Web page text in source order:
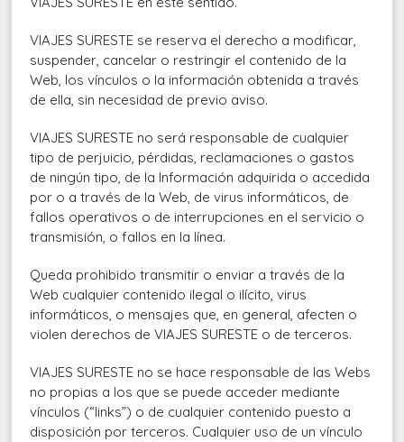
VIAJES SURESTE se reserva el derecho a modificar,
suspender, cancelar o restringir el contenido de la
Web, los vínculos o la información obtenida a través
de ella, sin necesidad de previo aviso.
VIAJES SURESTE no será responsable de cualquier
tipo de perjuicio, pérdidas, reclamaciones o gastos
de ningún tipo, de la Información adquirida o accedida
por o a través de la Web, de virus informáticos, de
fallos operativos o de interrupciones en el servicio o
transmisión, o fallos en la línea.
Queda prohibido transmitir o enviar a través de la
Web cualquier contenido ilegal o ilícito, virus
informáticos, o mensajes que, en general, afecten o
violen derechos de VIAJES SURESTE o de terceros.
VIAJES SURESTE no se hace responsable de las Webs
no propias a los que se puede acceder mediante
vínculos (“links”) o de cualquier contenido puesto a
disposición por terceros. Cualquier uso de un vínculo